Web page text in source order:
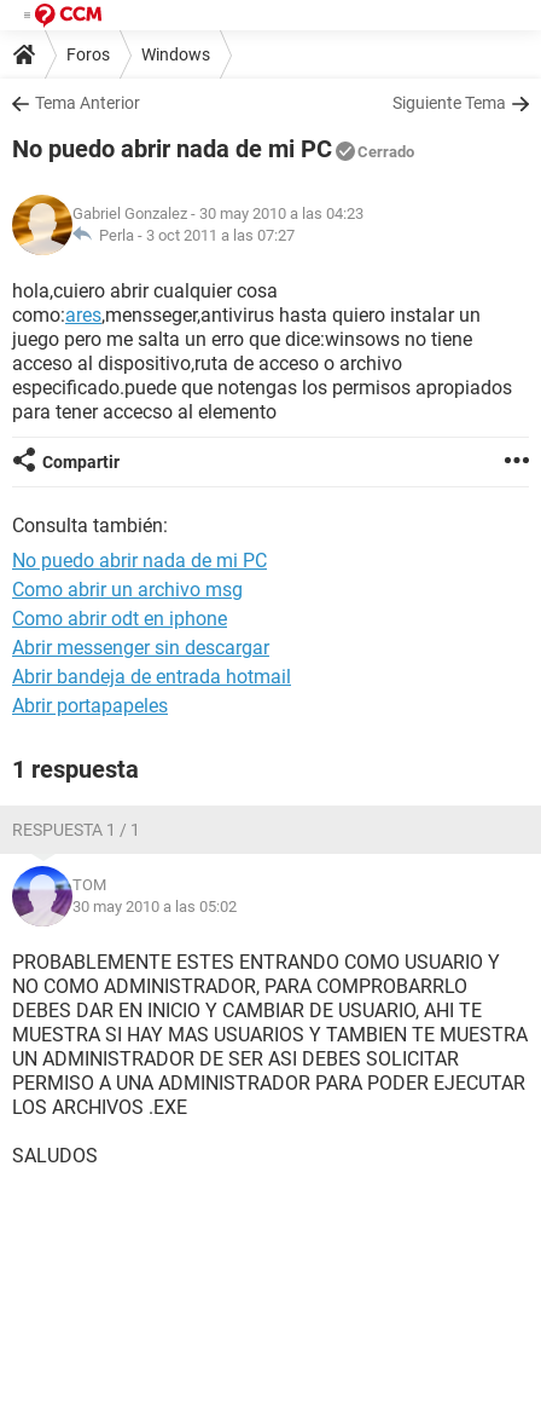
Foros Windows
Tema Anterior Siguiente Tema
No puedo abrir nada de mi PC Cerrado
Gabriel Gonzalez - 30 may 2010 a las 04:23
Perla - 3 oct 2011 a las 07:27
hola,cuiero abrir cualquier cosa
como:ares,mensseger,antivirus hasta quiero instalar un
juego pero me salta un erro que dice:winsows no tiene
acceso al dispositivo,ruta de acceso o archivo
especificado.puede que notengas los permisos apropiados
para tener accecso al elemento
Compartir
Consulta también:
No puedo abrir nada de mi PC
Como abrir un archivo msg
Como abrir odt en iphone
Abrir messenger sin descargar
Abrir bandeja de entrada hotmail
Abrir portapapeles
1 respuesta
RESPUESTA 1 / 1
TOM
30 may 2010 a las 05:02
PROBABLEMENTE ESTES ENTRANDO COMO USUARIO Y
NO COMO ADMINISTRADOR, PARA COMPROBARRLO
DEBES DAR EN INICIO Y CAMBIAR DE USUARIO, AHI TE
MUESTRA SI HAY MAS USUARIOS Y TAMBIEN TE MUESTRA
UN ADMINISTRADOR DE SER ASI DEBES SOLICITAR
PERMISO A UNA ADMINISTRADOR PARA PODER EJECUTAR
LOS ARCHIVOS .EXE
SALUDOS